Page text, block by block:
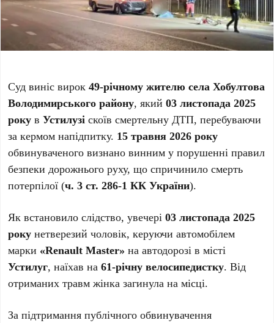
Суд виніс вирок49-річному жителю села Хобултова
Володимирського району, який03 листопада 2025
року вУстилузі скоїв смертельну ДТП, перебуваючи
за кермом напідпитку. 15 травня 2026 року
обвинуваченого визнано винним у порушенні правил
безпеки дорожнього руху, що спричинило смерть
потерпілої (ч. 3 ст. 286-1 КК України).
Як встановило слідство, увечері03 листопада 2025
року нетверезий чоловік, керуючи автомобілем
марки «Renault Master» на автодорозі в місті
Устилуг, наїхав на61-річну велосипедистку. Від
отриманих травм жінка загинула на місці.
За підтримання публічного обвинувачення